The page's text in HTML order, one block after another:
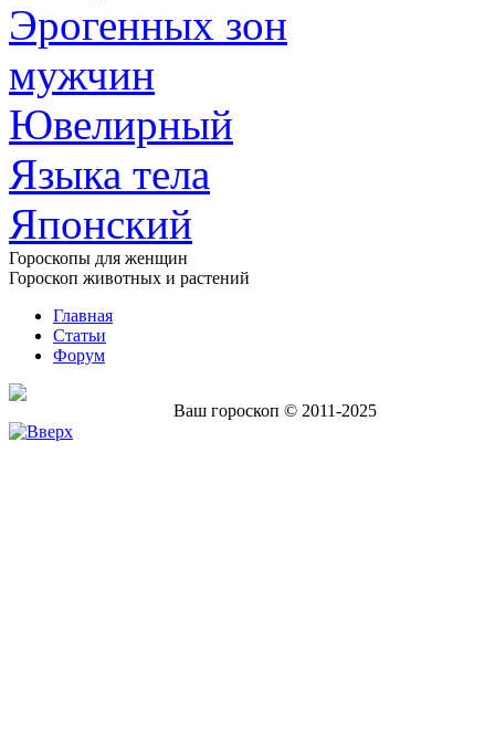
Эрогенных зон
мужчин
Ювелирный
Языка тела
Японский
Гороскопы для женщин
Гороскоп животных и растений
Главная
Статьи
Форум
Ваш гороскоп © 2011-2025